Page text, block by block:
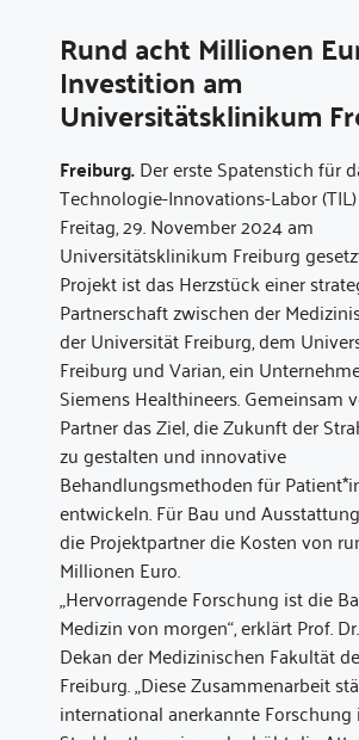
Rund acht Millionen
Investition am
Universitätsklinikum
Freiburg.Der erste Spatenstich für
Technologie-Innovations-Labor
Freitag, 29. November 2024 am
Universitätsklinikum Freiburg
Projekt ist das Herzstück einer
Partnerschaft zwischen der
der Universität Freiburg, dem
Freiburg und Varian, ein
Siemens Healthineers. Gemeinsam
Partner das Ziel, die Zukunft der
zu gestalten und innovative
Behandlungsmethoden für
entwickeln. Für Bau und
die Projektpartner die Kosten von
Millionen Euro.
„Hervorragende Forschung ist die
Medizin von morgen“, erklärt Prof.
Dekan der Medizinischen Fakultät
Freiburg. „Diese Zusammenarbeit
international anerkannte Forschung